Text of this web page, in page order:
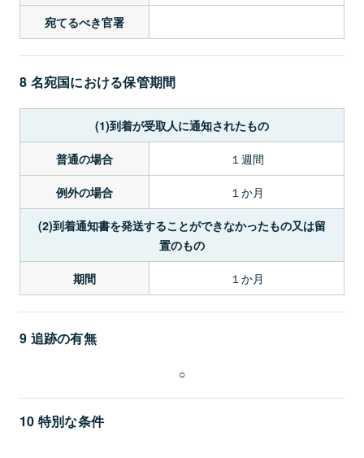
宛てるべき官署
8 名宛国における保管期間
(1)到着が受取人に通知されたもの
普通の場合 １週間
例外の場合 １か月
(2)到着通知書を発送することができなかったもの又は留
置のもの
期間 １か月
9 追跡の有無
○
10 特別な条件